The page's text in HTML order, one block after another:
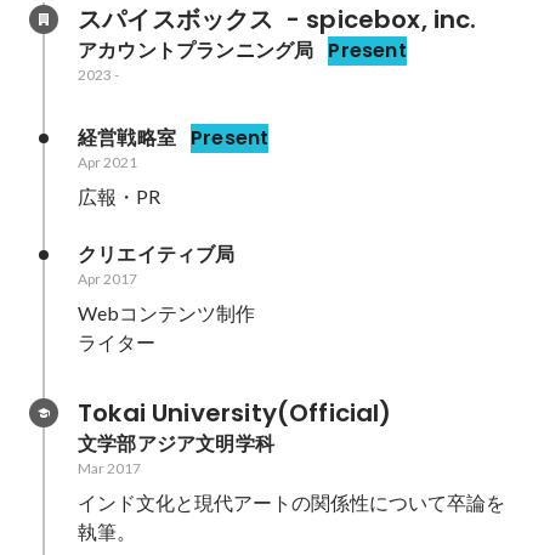
スパイスボックス  - spicebox, inc.
アカウントプランニング局 Present
2023 -
経営戦略室 Present
Apr 2021
広報・PR
クリエイティブ局
Apr 2017
Webコンテンツ制作
ライター
Tokai University(Official)
文学部アジア文明学科
Mar 2017
インド文化と現代アートの関係性について卒論を
執筆。